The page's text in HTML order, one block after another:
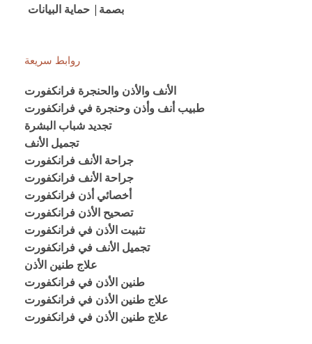
بصمة | حماية البيانات
روابط سريعة
الأنف والأذن والحنجرة فرانكفورت
طبيب أنف وأذن وحنجرة في فرانكفورت
تجديد شباب البشرة
تجميل الأنف
جراحة الأنف فرانكفورت
جراحة الأنف فرانكفورت
أخصائي أذن فرانكفورت
تصحيح الأذن فرانكفورت
تثبيت الأذن في فرانكفورت
تجميل الأنف في فرانكفورت
علاج طنين الأذن
طنين الأذن في فرانكفورت
علاج طنين الأذن في فرانكفورت
علاج طنين الأذن في فرانكفورت